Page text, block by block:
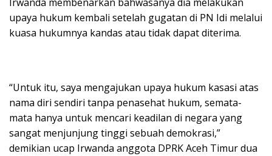
upaya hukum kembali setelah gugatan di PN Idi melalui
kuasa hukumnya kandas atau tidak dapat diterima.
“Untuk itu, saya mengajukan upaya hukum kasasi atas
nama diri sendiri tanpa penasehat hukum, semata-
mata hanya untuk mencari keadilan di negara yang
sangat menjunjung tinggi sebuah demokrasi,”
demikian ucap Irwanda anggota DPRK Aceh Timur dua